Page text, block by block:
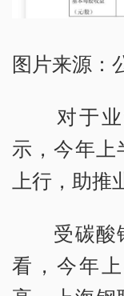
图片来源：
对于业
示，今年上
上行，助推
受碳酸锂
看，今年